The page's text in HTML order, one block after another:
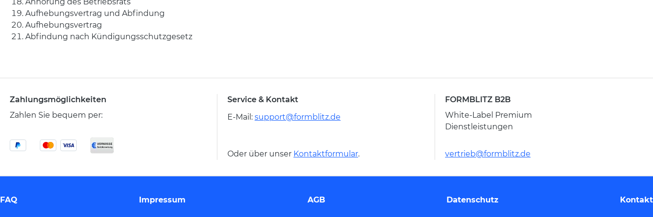
Aufhebungsvertrag und Abfindung
Aufhebungsvertrag
Abfindung nach Kündigungsschutzgesetz
Zahlungsmöglichkeiten
Zahlen Sie bequem per:
Service & Kontakt
E-Mail: support@formblitz.de
Oder über unser Kontaktformular.
FORMBLITZ B2B
White-Label Premium
Dienstleistungen
vertrieb@formblitz.de
FAQ Impressum AGB Datenschutz Kontakt